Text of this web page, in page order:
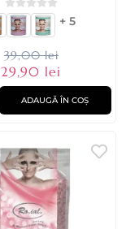
+ 5
39,00 lei
29,90 lei
ADAUGĂ ÎN COȘ